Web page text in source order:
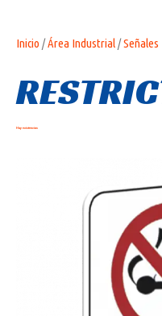
Inicio /Área Industrial/Señales
Hay existencias